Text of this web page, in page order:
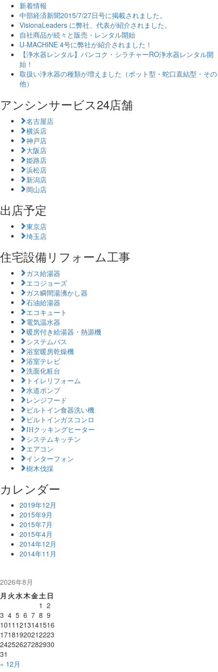
新着情報
中部経済新聞2015/7/27日号に掲載されました。
VisionaLeaders に弊社、代表が紹介されました。
自社商品が続々と販売・レンタル開始
U-MACHINE 4号に弊社が紹介されました！
【浄水器レンタル】バンコク・シラチャーRO浄水器レンタル開
始！
取扱い浄水器の種類が増えました（ポット型・蛇口直結型・その
他）
アンシンサービス24店舗
名古屋店
横浜店
神戸店
大阪店
姫路店
浜松店
新潟店
岡山店
出店予定
東京店
埼玉店
住宅設備リフォーム工事
ガス給湯器
エコジョーズ
ガス瞬間湯沸かし器
石油給湯器
エコキュート
電気温水器
暖房付き給湯器・熱源機
システムバス
浴室暖房乾燥機
浴室テレビ
洗面化粧台
トイレリフォーム
水道ポンプ
レンジフード
ビルトイン食器洗い機
ビルトインガスコンロ
IHクッキングヒーター
システムキッチン
エアコン
インターフォン
樹木伐採
カレンダー
2019年12月
2015年9月
2015年7月
2015年4月
2014年12月
2014年11月
2026年8月
月 火水木金土 日
« 12月
1 2
3 4 5 6 7 8 9
1011 1213141516
17181920212223
24252627282930
31